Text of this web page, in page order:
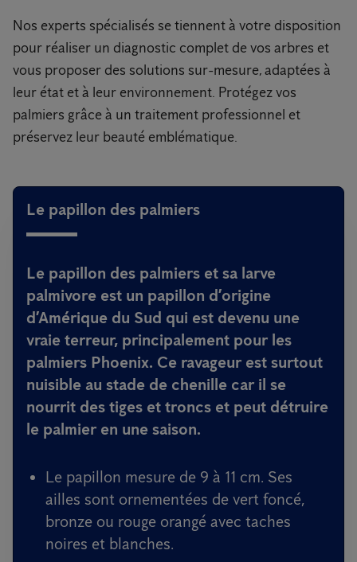
Nos experts spécialisés se tiennent à votre disposition
pour réaliser un diagnostic complet de vos arbres et
vous proposer des solutions sur-mesure, adaptées à
leur état et à leur environnement. Protégez vos
palmiers grâce à un traitement professionnel et
préservez leur beauté emblématique.
Le papillon des palmiers
Le papillon des palmiers et sa larve
palmivore est un papillon d’origine
d’Amérique du Sud qui est devenu une
vraie terreur, principalement pour les
palmiers Phoenix. Ce ravageur est surtout
nuisible au stade de chenille car il se
nourrit des tiges et troncs et peut détruire
le palmier en une saison.
Le papillon mesure de 9 à 11 cm. Ses
ailles sont ornementées de vert foncé,
bronze ou rouge orangé avec taches
noires et blanches.